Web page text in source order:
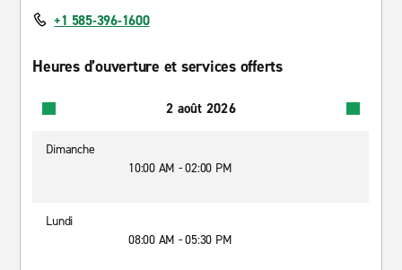
+1 585-396-1600
Heures d’ouverture et services offerts
2 août 2026
Dimanche
10:00 AM - 02:00 PM
Lundi
08:00 AM - 05:30 PM